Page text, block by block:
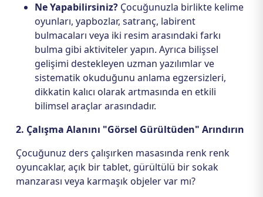
Ne Yapabilirsiniz? Çocuğunuzla birlikte kelime
oyunları, yapbozlar, satranç, labirent
bulmacaları veya iki resim arasındaki farkı
bulma gibi aktiviteler yapın. Ayrıca bilişsel
gelişimi destekleyen uzman yazılımlar ve
sistematik okuduğunu anlama egzersizleri,
dikkatin kalıcı olarak artmasında en etkili
bilimsel araçlar arasındadır.
2. Çalışma Alanını "Görsel Gürültüden" Arındırın
Çocuğunuz ders çalışırken masasında renk renk
oyuncaklar, açık bir tablet, gürültülü bir sokak
manzarası veya karmaşık objeler var mı?